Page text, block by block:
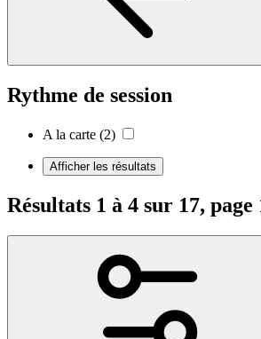
Rythme de session
A la carte (2)
Afficher les résultats
Résultats 1 à 4 sur 17, page